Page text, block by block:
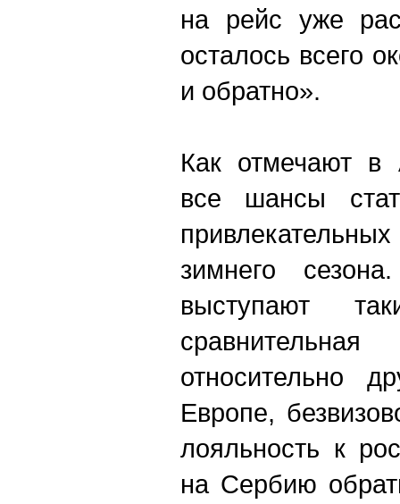
на рейс уже
осталось всего
и обратно».
Как отмечают
все шансы
зимнего
выступают
относительно
Европе,
лояльность к
на Сербию